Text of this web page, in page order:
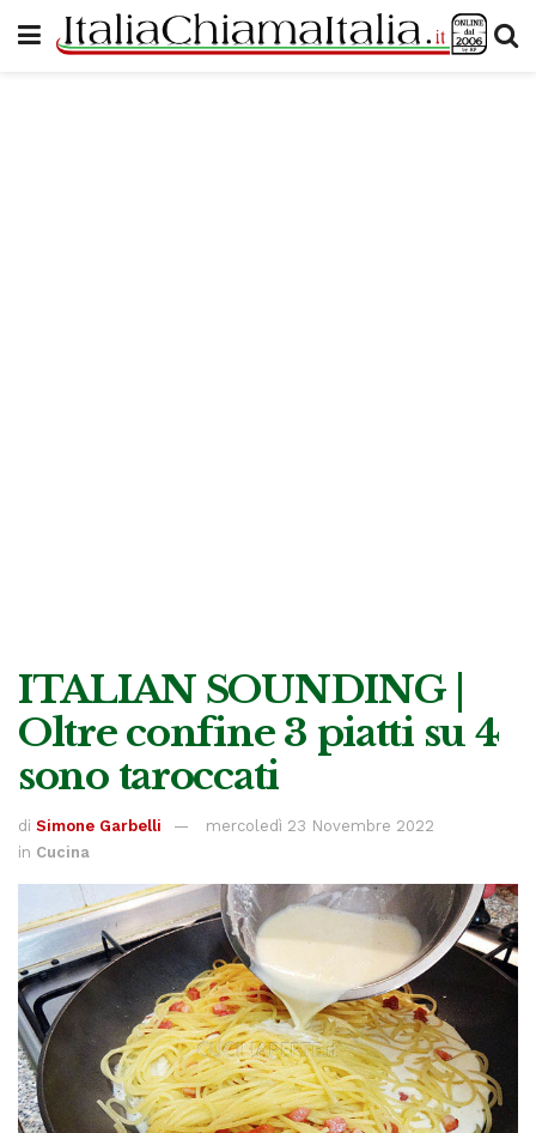
ITALIAN SOUNDING |
Oltre confine 3 piatti su 4
sono taroccati
di Simone Garbelli
mercoledì 23 Novembre 2022
in Cucina